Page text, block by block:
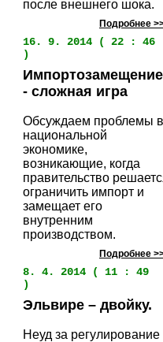
после внешнего шока.
Подробнее
16. 9. 2014 ( 22 : 46
)
Импортозамещение
- сложная игра
Обсуждаем проблемы в
национальной
экономике,
возникающие, когда
правительство
ограничить импорт и
замещает его
внутренним
производством.
Подробнее
8. 4. 2014 ( 11 : 49
)
Эльвире – двойку.
Неуд за регулирование